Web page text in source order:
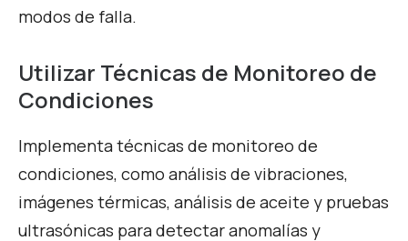
modos de falla.
Utilizar Técnicas de Monitoreo de
Condiciones
Implementa técnicas de monitoreo de
condiciones, como análisis de vibraciones,
imágenes térmicas, análisis de aceite y pruebas
ultrasónicas para detectar anomalías y